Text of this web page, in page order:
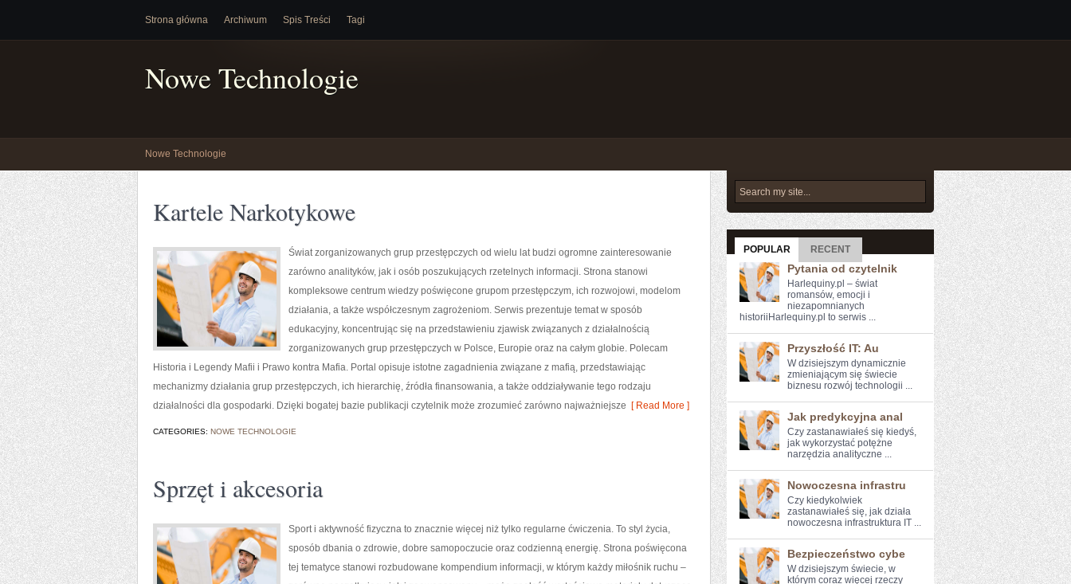
Strona główna Archiwum Spis Treści Tagi
Nowe Technologie
Nowe Technologie
Kartele Narkotykowe
Świat zorganizowanych grup przestępczych od wielu lat budzi ogromne zainteresowanie
zarówno analityków, jak i osób poszukujących rzetelnych informacji. Strona stanowi
kompleksowe centrum wiedzy poświęcone grupom przestępczym, ich rozwojowi, modelom
działania, a także współczesnym zagrożeniom. Serwis prezentuje temat w sposób
edukacyjny, koncentrując się na przedstawieniu zjawisk związanych z działalnością
zorganizowanych grup przestępczych w Polsce, Europie oraz na całym globie. Polecam
Historia i Legendy Mafii i Prawo kontra Mafia. Portal opisuje istotne zagadnienia związane z mafią, przedstawiając
mechanizmy działania grup przestępczych, ich hierarchię, źródła finansowania, a także oddziaływanie tego rodzaju
działalności dla gospodarki. Dzięki bogatej bazie publikacji czytelnik może zrozumieć zarówno najważniejsze [ Read More ]
CATEGORIES: NOWE TECHNOLOGIE
Sprzęt i akcesoria
Sport i aktywność fizyczna to znacznie więcej niż tylko regularne ćwiczenia. To styl życia,
sposób dbania o zdrowie, dobre samopoczucie oraz codzienną energię. Strona poświęcona
tej tematyce stanowi rozbudowane kompendium informacji, w którym każdy miłośnik ruchu –
POPULAR RECENT
Pytania od czytelnik
Harlequiny.pl – świat
romansów, emocji i
niezapomnianych
historiiHarlequiny.pl to serwis ...
Przyszłość IT: Au
W dzisiejszym‌ dynamicznie‍
zmieniającym się świecie
biznesu⁣ rozwój technologii ...
Jak predykcyjna anal
Czy zastanawiałeś się kiedyś,
jak wykorzystać potężne
narzędzia ⁤analityczne ...
Nowoczesna infrastru
Czy kiedykolwiek
zastanawiałeś się, jak działa
⁤nowoczesna ⁤infrastruktura IT ...
Bezpieczeństwo cybe
W dzisiejszym świecie, w
którym coraz więcej rzeczy